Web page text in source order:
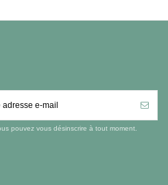
pouvez vous désinscrire à tout moment.